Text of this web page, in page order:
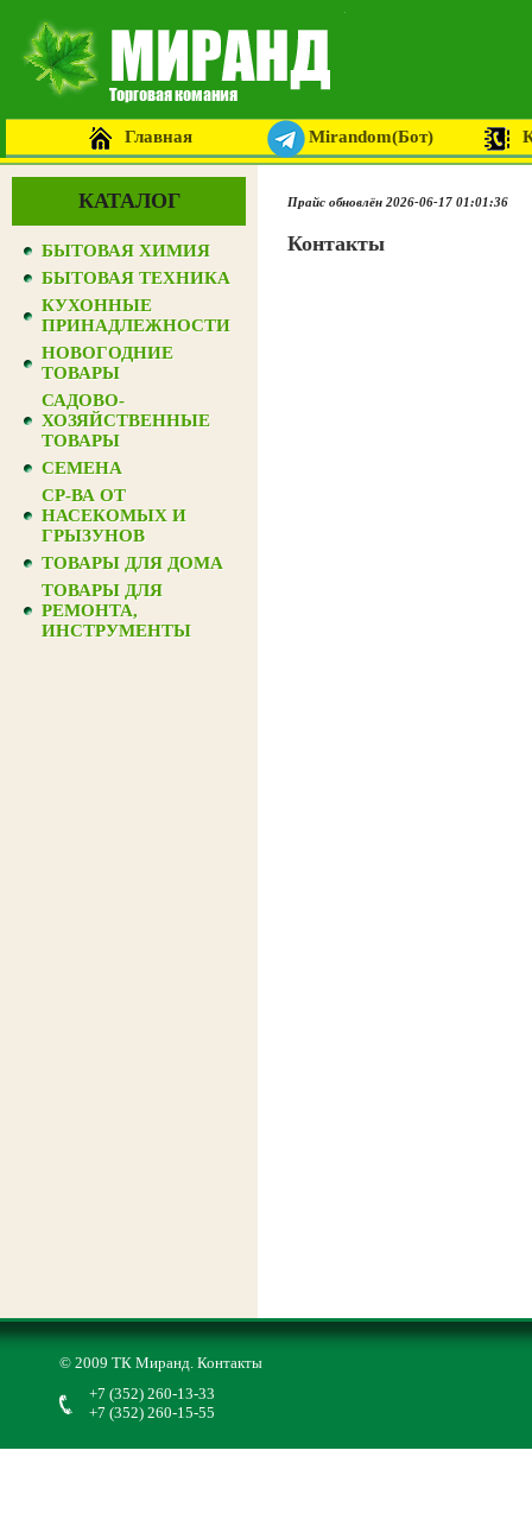
Главная Mirandom(Бот)
КАТАЛОГ
БЫТОВАЯ ХИМИЯ
БЫТОВАЯ ТЕХНИКА
КУХОННЫЕ
ПРИНАДЛЕЖНОСТИ
НОВОГОДНИЕ
ТОВАРЫ
САДОВО-
ХОЗЯЙСТВЕННЫЕ
ТОВАРЫ
СЕМЕНА
СР-ВА ОТ
НАСЕКОМЫХ И
ГРЫЗУНОВ
ТОВАРЫ ДЛЯ ДОМА
ТОВАРЫ ДЛЯ
РЕМОНТА,
ИНСТРУМЕНТЫ
Прайс обновлён 2026-06-17 01:01:36
Контакты
© 2009 ТК Миранд. Контакты
+7 (352) 260-13-33
+7 (352) 260-15-55